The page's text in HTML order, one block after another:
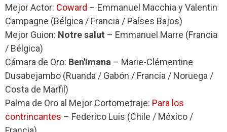
Mejor Actor: Coward – Emmanuel Macchia y Valentin
Campagne (Bélgica / Francia / Países Bajos)
Mejor Guion: Notre salut – Emmanuel Marre (Francia
/ Bélgica)
Cámara de Oro: Ben'Imana – Marie-Clémentine
Dusabejambo (Ruanda / Gabón / Francia / Noruega /
Costa de Marfil)
Palma de Oro al Mejor Cortometraje: Para los
contrincantes – Federico Luis (Chile / México /